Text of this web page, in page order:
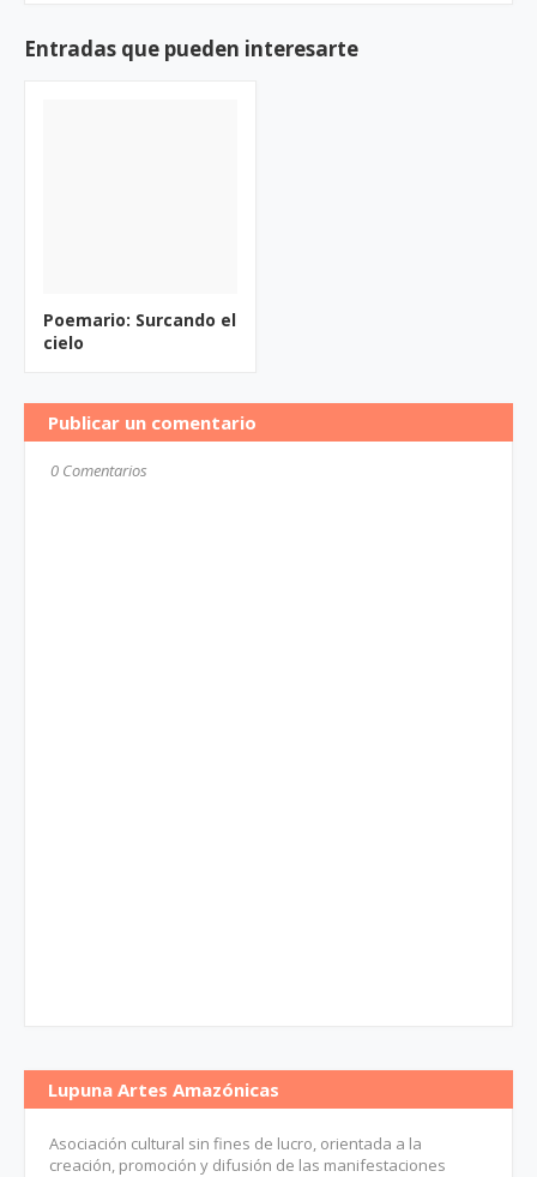
Entradas que pueden interesarte
Poemario: Surcando el
cielo
Publicar un comentario
0 Comentarios
Lupuna Artes Amazónicas
Asociación cultural sin fines de lucro, orientada a la
creación, promoción y difusión de las manifestaciones